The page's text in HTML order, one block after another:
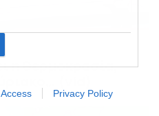
Privacy Policy
η θερμοκρασία,